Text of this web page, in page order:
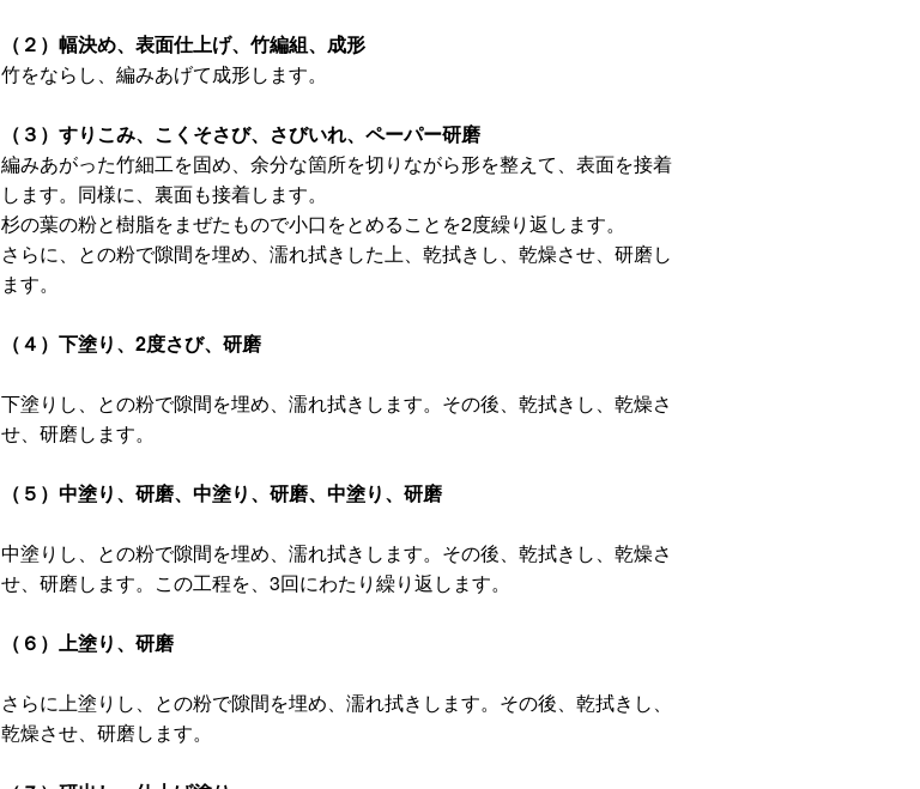
（２）幅決め、表面仕上げ、竹編組、成形
竹をならし、編みあげて成形します。
（３）すりこみ、こくそさび、さびいれ、ペーパー研磨
編みあがった竹細工を固め、余分な箇所を切りながら形を整えて、表面を接着
します。同様に、裏面も接着します。
杉の葉の粉と樹脂をまぜたもので小口をとめることを2度繰り返します。
さらに、との粉で隙間を埋め、濡れ拭きした上、乾拭きし、乾燥させ、研磨し
ます。
（４）下塗り、2度さび、研磨
下塗りし、との粉で隙間を埋め、濡れ拭きします。その後、乾拭きし、乾燥さ
せ、研磨します。
（５）中塗り、研磨、中塗り、研磨、中塗り、研磨
中塗りし、との粉で隙間を埋め、濡れ拭きします。その後、乾拭きし、乾燥さ
せ、研磨します。この工程を、3回にわたり繰り返します。
（６）上塗り、研磨
さらに上塗りし、との粉で隙間を埋め、濡れ拭きします。その後、乾拭きし、
乾燥させ、研磨します。